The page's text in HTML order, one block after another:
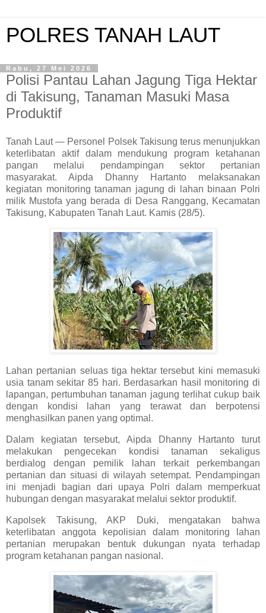
POLRES TANAH LAUT
Rabu, 27 Mei 2026
Polisi Pantau Lahan Jagung Tiga Hektar
di Takisung, Tanaman Masuki Masa
Produktif
Tanah Laut — Personel Polsek Takisung terus menunjukkan
keterlibatan aktif dalam mendukung program ketahanan
pangan melalui pendampingan sektor pertanian
masyarakat. Aipda Dhanny Hartanto melaksanakan
kegiatan monitoring tanaman jagung di lahan binaan Polri
milik Mustofa yang berada di Desa Ranggang, Kecamatan
Takisung, Kabupaten Tanah Laut. Kamis (28/5).
Lahan pertanian seluas tiga hektar tersebut kini memasuki
usia tanam sekitar 85 hari. Berdasarkan hasil monitoring di
lapangan, pertumbuhan tanaman jagung terlihat cukup baik
dengan kondisi lahan yang terawat dan berpotensi
menghasilkan panen yang optimal.
Dalam kegiatan tersebut, Aipda Dhanny Hartanto turut
melakukan pengecekan kondisi tanaman sekaligus
berdialog dengan pemilik lahan terkait perkembangan
pertanian dan situasi di wilayah setempat. Pendampingan
ini menjadi bagian dari upaya Polri dalam memperkuat
hubungan dengan masyarakat melalui sektor produktif.
Kapolsek Takisung, AKP Duki, mengatakan bahwa
keterlibatan anggota kepolisian dalam monitoring lahan
pertanian merupakan bentuk dukungan nyata terhadap
program ketahanan pangan nasional.